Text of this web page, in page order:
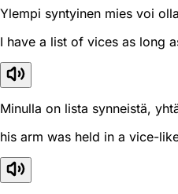
Ylempi syntyinen mies voi
I have a list of vices as long
Minulla on lista synneistä,
his arm was held in a vice-